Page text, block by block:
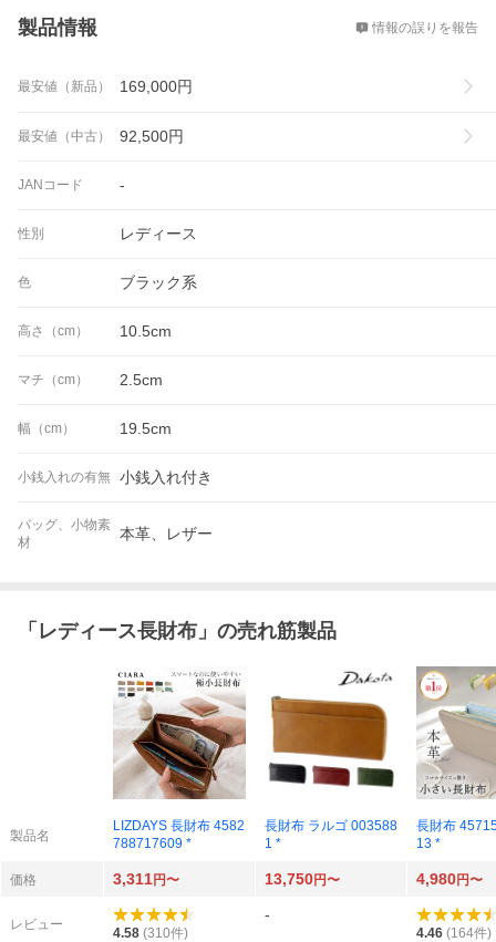
製品情報 情報の誤りを報告
最安値（新品） 169,000円
最安値（中古） 92,500円
JANコード -
性別 レディース
色 ブラック系
高さ（cm） 10.5cm
マチ（cm） 2.5cm
幅（cm） 19.5cm
小銭入れの有無 小銭入れ付き
バッグ、小物素
材
本革、レザー
「 レディース長財布 」の売れ筋製品
製品名
LIZDAYS 長財布 4582
788717609 *
長財布 ラルゴ 003588
1 *
長財布
13 *
価格 3,311円〜 13,750円〜 4,980円〜
レビュー
4.58 (310件)
-
4.46 (164件)